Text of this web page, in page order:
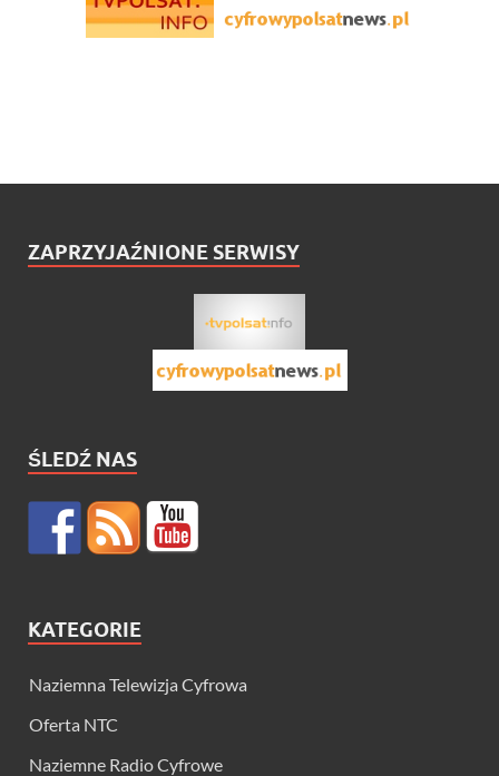
ZAPRZYJAŹNIONE SERWISY
ŚLEDŹ NAS
KATEGORIE
Naziemna Telewizja Cyfrowa
Oferta NTC
Naziemne Radio Cyfrowe